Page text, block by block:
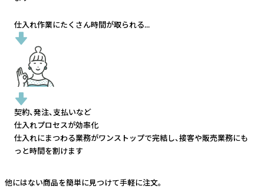
仕入れ作業にたくさん時間が取られる...
契約、発注、支払いなど
仕入れプロセスが効率化
仕入れにまつわる業務がワンストップで完結し、接客や販売業務にも
っと時間を割けます
他にはない商品を簡単に見つけて手軽に注文。